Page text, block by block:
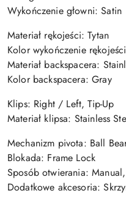
Wykończenie głowni: Satin
Materiał rękojeści: Tytan
Kolor wykończenie
Materiał backspacera:
Kolor backspacera: Gray
Klips: Right / Left, Tip-Up
Materiał klipsa: Stainless
Mechanizm pivota: Ball
Blokada: Frame Lock
Sposób otwierania:
Dodatkowe akcesoria: